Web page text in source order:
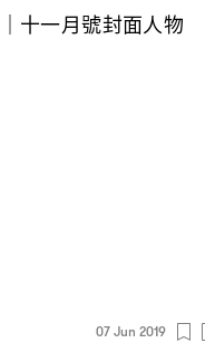
十一月號封面人物
07 Jun 2019